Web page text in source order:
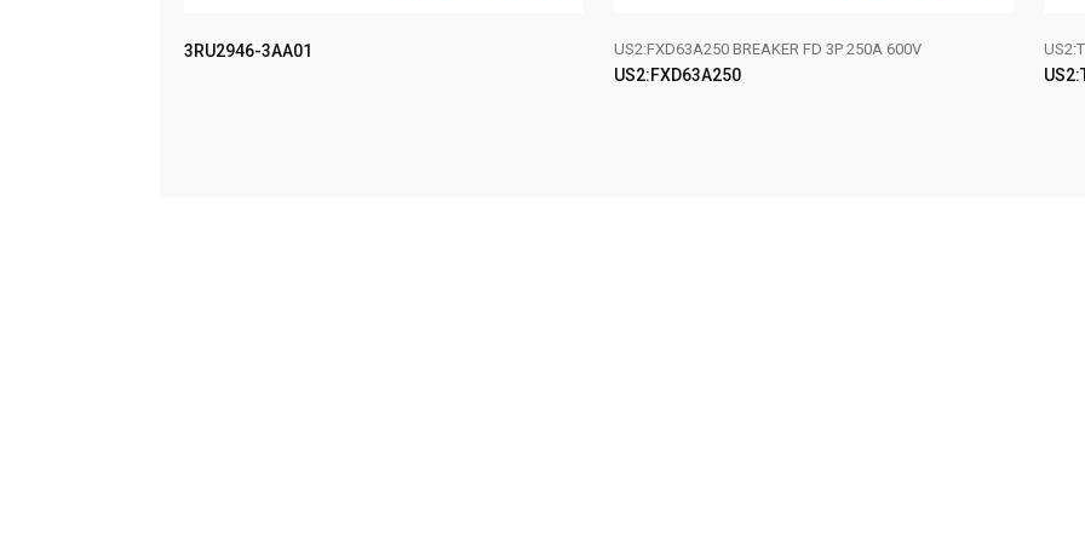
3RU2946-3AA01 US2:FXD63A250 BREAKER FD 3P 250A 600V
US2:FXD63A250